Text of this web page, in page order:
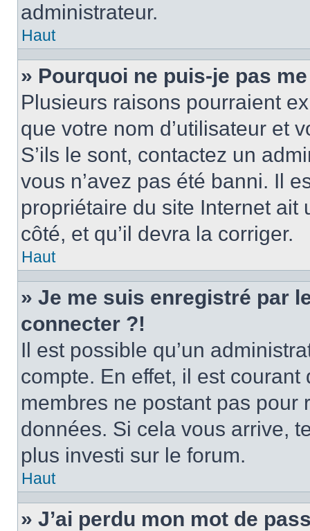
administrateur.
Haut
» Pourquoi ne puis-je pas
Plusieurs raisons pourraient
que votre nom d’utilisateur et
S’ils le sont, contactez un
vous n’avez pas été banni. Il
propriétaire du site Internet
côté, et qu’il devra la corriger.
Haut
» Je me suis enregistré par
connecter ?!
Il est possible qu’un
compte. En effet, il est
membres ne postant pas
données. Si cela vous arrive,
plus investi sur le forum.
Haut
» J’ai perdu mon mot de